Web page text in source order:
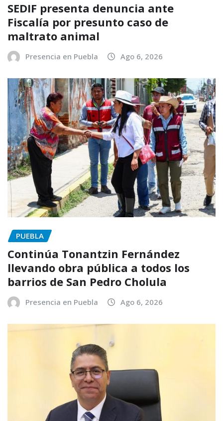
SEDIF presenta denuncia ante
Fiscalía por presunto caso de
maltrato animal
Presencia en Puebla Ago 6, 2026
PUEBLA
Continúa Tonantzin Fernández
llevando obra pública a todos los
barrios de San Pedro Cholula
Presencia en Puebla Ago 6, 2026